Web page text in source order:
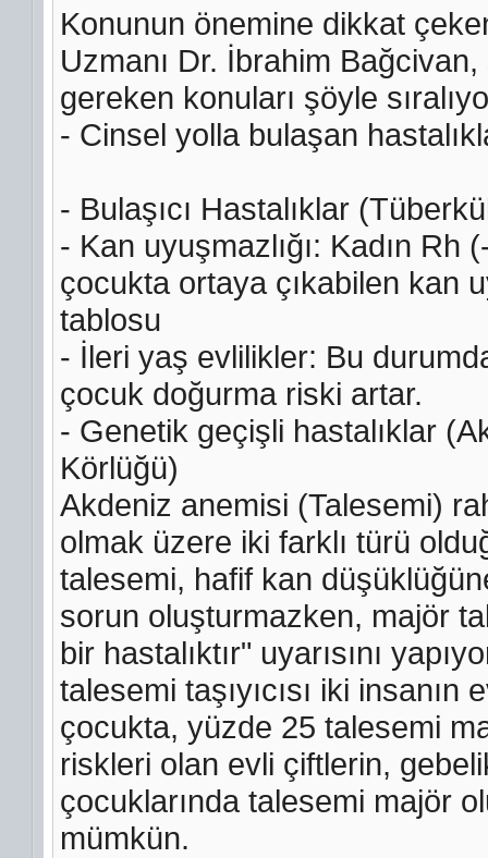
Konunun önemine dikkat
Uzmanı Dr. İbrahim
gereken konuları şöyle
- Cinsel yolla bulaşan
- Bulaşıcı Hastalıklar
- Kan uyuşmazlığı: Kadın
çocukta ortaya çıkabilen kan
tablosu
- İleri yaş evlilikler: Bu
çocuk doğurma riski artar.
- Genetik geçişli hastalıklar
Körlüğü)
Akdeniz anemisi (Talesemi)
olmak üzere iki farklı türü
talesemi, hafif kan
sorun oluşturmazken, majör
bir hastalıktır" uyarısını
talesemi taşıyıcısı iki
çocukta, yüzde 25 talesemi
riskleri olan evli çiftlerin,
çocuklarında talesemi majör
mümkün.